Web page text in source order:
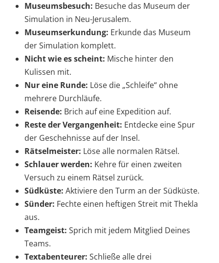
Museumsbesuch: Besuche das Museum der
Simulation in Neu-Jerusalem.
Museumserkundung: Erkunde das Museum
der Simulation komplett.
Nicht wie es scheint: Mische hinter den
Kulissen mit.
Nur eine Runde: Löse die „Schleife“ ohne
mehrere Durchläufe.
Reisende: Brich auf eine Expedition auf.
Reste der Vergangenheit: Entdecke eine Spur
der Geschehnisse auf der Insel.
Rätselmeister: Löse alle normalen Rätsel.
Schlauer werden: Kehre für einen zweiten
Versuch zu einem Rätsel zurück.
Südküste: Aktiviere den Turm an der Südküste.
Sünder: Fechte einen heftigen Streit mit Thekla
aus.
Teamgeist: Sprich mit jedem Mitglied Deines
Teams.
Textabenteurer: Schließe alle drei